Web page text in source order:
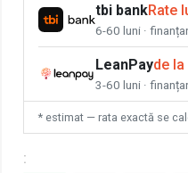
tbi bankRate
6-60 luni ·
LeanPayde la
3-60 luni ·
* estimat — rata exactă se
: